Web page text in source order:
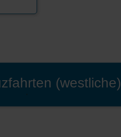
(westliche)